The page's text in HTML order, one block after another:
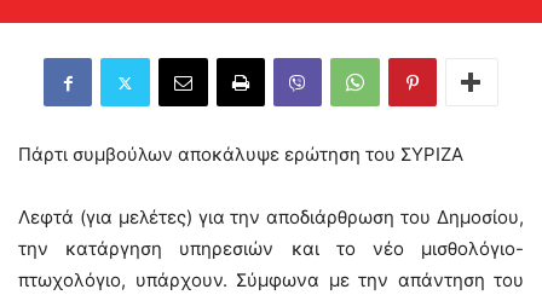
Πάρτι συμβούλων αποκάλυψε ερώτηση του ΣΥΡΙΖΑ
Λεφτά (για μελέτες) για την αποδιάρθρωση του Δημοσίου,
την κατάργηση υπηρεσιών και το νέο μισθολόγιο-
πτωχολόγιο, υπάρχουν. Σύμφωνα με την απάντηση του